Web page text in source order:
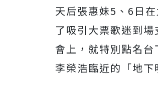
天后張惠妹5、6日
了吸引大票歌迷到
會上，就特別點名
李榮浩臨近的「地